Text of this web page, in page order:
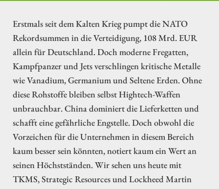
Erstmals seit dem Kalten Krieg pumpt die NATO
Rekordsummen in die Verteidigung, 108 Mrd. EUR
allein für Deutschland. Doch moderne Fregatten,
Kampfpanzer und Jets verschlingen kritische Metalle
wie Vanadium, Germanium und Seltene Erden. Ohne
diese Rohstoffe bleiben selbst Hightech-Waffen
unbrauchbar. China dominiert die Lieferketten und
schafft eine gefährliche Engstelle. Doch obwohl die
Vorzeichen für die Unternehmen in diesem Bereich
kaum besser sein könnten, notiert kaum ein Wert an
seinen Höchstständen. Wir sehen uns heute mit
TKMS, Strategic Resources und Lockheed Martin